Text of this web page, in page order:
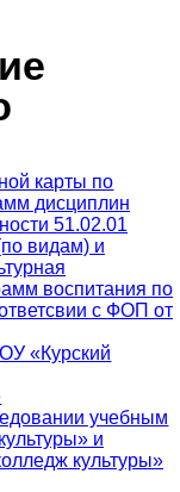
карты по
дисциплин
51.02.01
видам) и
воспитания по
с ФОП от
«Курский
учебным
и
культуры»